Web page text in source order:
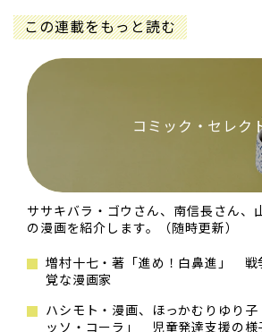
この連載をもっと読む
コミック・セレク
ササキバラ・ゴウさん、南信長さん、
の漫画を紹介します。（随時更新）
増村十七・著「進め！白鼻進」 戦
覚な漫画家
ハシモト・漫画、ほっかむりゆり
ッソ・コーラ」 児童発達支援の様